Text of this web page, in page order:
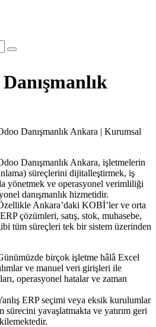
Danışmanlık Ankara | Kurumsal
Danışmanlık Ankara, işletmelerin
süreçlerini dijitalleştirmek, iş
yönetmek ve operasyonel verimliliği
danışmanlık hizmetidir.
Ankara’daki KOBİ’ler ve orta
çözümleri, satış, stok, muhasebe,
tüm süreçleri tek bir sistem üzerinden
birçok işletme hâlâ Excel
ve manuel veri girişleri ile
operasyonel hatalar ve zaman
ERP seçimi veya eksik kurulumlar
yavaşlatmakta ve yatırım geri